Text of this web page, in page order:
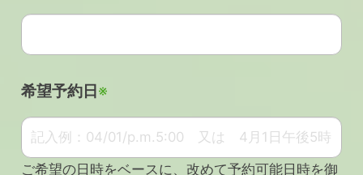
希望予約日 ※
ご希望の日時をベースに、改めて予約可能日時を御